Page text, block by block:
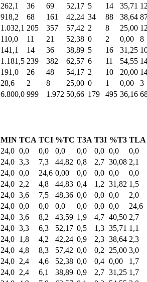
262,1 36 69 52,17 5 14 35,71 12
918,2 68 161 42,24 34 88 38,64
1.032,1 205 357 57,42 2 8 25,00
110,0 11 21 52,38 0 2 0,00 8
141,1 14 36 38,89 5 16 31,25
1.181,5 239 382 62,57 6 11 54,55
191,0 26 48 54,17 2 10 20,00
28,6 2 8 25,00 0 1 0,00 3
6.800,0 999 1.972 50,66 179 495 36,16
MIN TCA TCI %TC T3A T3I %T3 TLA
24,0 0,0 0,0 0,0 0,0 0,0 0,0 0,0
24,0 3,3 7,3 44,82 0,8 2,7 30,08 2,1
24,0 0,0 24,6 0,00 0,0 0,0 0,0 0,0
24,0 2,2 4,8 44,83 0,4 1,2 31,82 1,5
24,0 3,6 7,5 48,36 0,0 0,0 0,0 2,0
24,0 0,0 0,0 0,0 0,0 0,0 0,0 24,6
24,0 3,6 8,2 43,59 1,9 4,7 40,50 2,7
24,0 3,3 6,3 52,17 0,5 1,3 35,71 1,1
24,0 1,8 4,2 42,24 0,9 2,3 38,64 2,3
24,0 4,8 8,3 57,42 0,0 0,2 25,00 3,0
24,0 2,4 4,6 52,38 0,0 0,4 0,00 1,7
24,0 2,4 6,1 38,89 0,9 2,7 31,25 1,7